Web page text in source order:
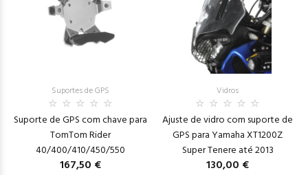
Suportes de GPS
Suporte de GPS com chave para
TomTom Rider
40/400/410/450/550
167,50 €
Vidros
Ajuste de vidro com suporte de
GPS para Yamaha XT1200Z
Super Tenere até 2013
130,00 €